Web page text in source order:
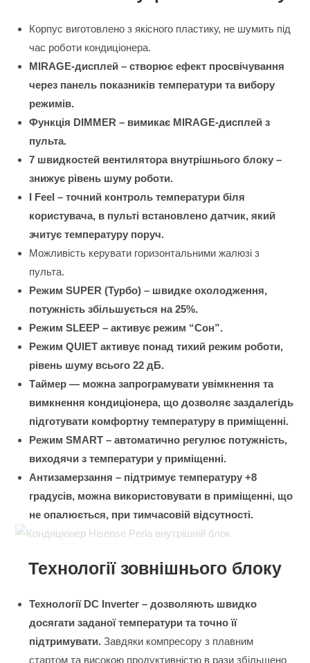
Корпус виготовлено з якісного пластику, не шумить під
час роботи кондиціонера.
MIRAGE-дисплей – створює ефект просвічування
через панель показників температури та вибору
режимів.
Функція DIMMER – вимикає MIRAGE-дисплей з
пульта.
7 швидкостей вентилятора внутрішнього блоку –
знижує рівень шуму роботи.
I Feel – точний контроль температури біля
користувача, в пульті встановлено датчик, який
зчитує температуру поруч.
Можливість керувати горизонтальними жалюзі з
пульта.
Режим SUPER (Турбо) – швидке охолодження,
потужність збільшується на 25%.
Режим SLEEP – активує режим “Сон”.
Режим QUIET активує понад тихий режим роботи,
рівень шуму всього 22 дБ.
Таймер — можна запрограмувати увімкнення та
вимкнення кондиціонера, що дозволяє заздалегідь
підготувати комфортну температуру в приміщенні.
Режим SMART – автоматично регулює потужність,
виходячи з температури у приміщенні.
Антизамерзання – підтримує температуру +8
градусів, можна використовувати в приміщенні, що
не опалюється, при тимчасовій відсутності.
Технології зовнішнього блоку
Технології DC Inverter – дозволяють швидко
досягати заданої температури та точно її
підтримувати. Завдяки компресору з плавним
стартом та високою продуктивністю в рази збільшено